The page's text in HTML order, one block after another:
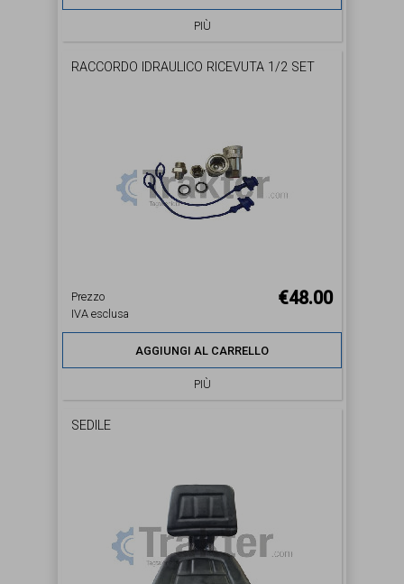
PIÙ
RACCORDO IDRAULICO RICEVUTA 1/2 SET
Prezzo
IVA esclusa
€48.00
AGGIUNGI AL CARRELLO
PIÙ
SEDILE